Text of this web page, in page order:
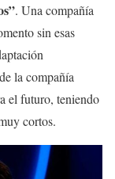
. Una compañía
sin esas
la compañía
el futuro, teniendo
cortos.